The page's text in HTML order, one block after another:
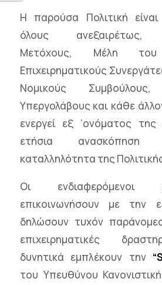
Η παρούσα Πολιτική είναι
όλους ανεξαιρέτως,
Μετόχους, Μέλη
Επιχειρηματικούς
Νομικούς Συμβούλους,
Υπεργολάβους και κάθε
ενεργεί εξ ’ονόματος της
ετήσια ανασκόπηση
καταλληλότητα της
Οι
επικοινωνήσουν με την
δηλώσουν τυχόν
επιχειρηματικές
δυνητικά εμπλέκουν την
του Υπευθύνου